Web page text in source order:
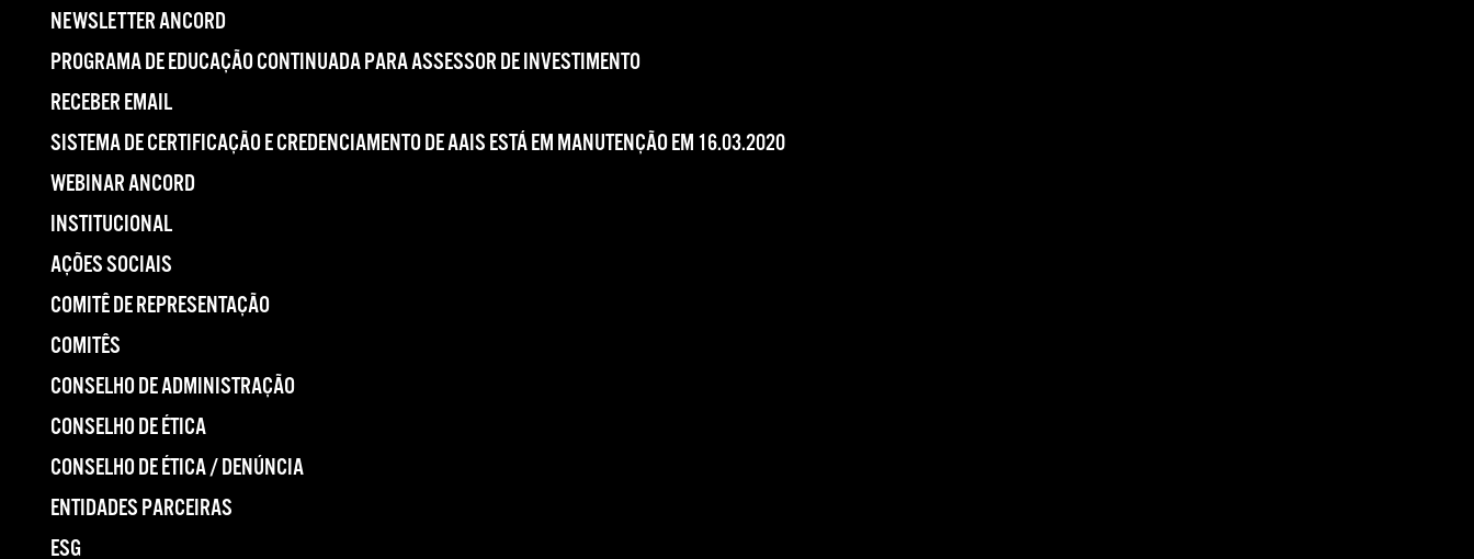
NEWSLETTER ANCORD
PROGRAMA DE EDUCAÇÃO CONTINUADA PARA ASSESSOR DE INVESTIMENTO
RECEBER EMAIL
SISTEMA DE CERTIFICAÇÃO E CREDENCIAMENTO DE AAIS ESTÁ EM MANUTENÇÃO EM 16.03.2020
WEBINAR ANCORD
INSTITUCIONAL
AÇÕES SOCIAIS
COMITÊ DE REPRESENTAÇÃO
COMITÊS
CONSELHO DE ADMINISTRAÇÃO
CONSELHO DE ÉTICA
CONSELHO DE ÉTICA / DENÚNCIA
ENTIDADES PARCEIRAS
ESG